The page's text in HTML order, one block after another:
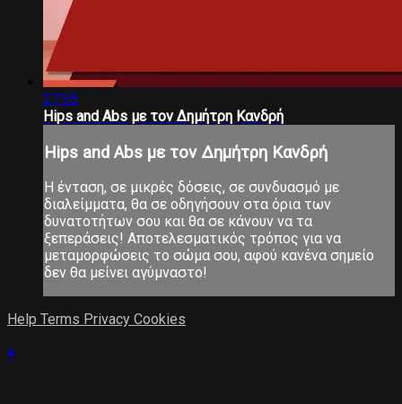
27:55
Hips and Abs με τον Δημήτρη Κανδρή
Hips and Abs με τον Δημήτρη Κανδρή
Η ένταση, σε μικρές δόσεις, σε συνδυασμό με
διαλείμματα, θα σε οδηγήσουν στα όρια των
δυνατοτήτων σου και θα σε κάνουν να τα
ξεπεράσεις! Αποτελεσματικός τρόπος για να
μεταμορφώσεις το σώμα σου, αφού κανένα σημείο
δεν θα μείνει αγύμναστο!
Help Terms Privacy Cookies
×